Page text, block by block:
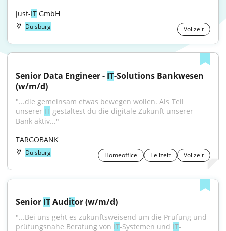
just-IT GmbH
Duisburg Vollzeit
Senior Data Engineer - IT-Solutions Bankwesen
(w/m/d)
"...die gemeinsam etwas bewegen wollen. Als Teil
unserer IT gestaltest du die digitale Zukunft unserer
Bank aktiv..."
TARGOBANK
Duisburg Homeoffice Teilzeit Vollzeit
Senior IT Auditor (w/m/d)
"...Bei uns geht es zukunftsweisend um die Prüfung und
prüfungsnahe Beratung von IT-Systemen und IT-